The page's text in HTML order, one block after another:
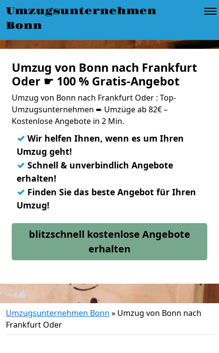
Umzugsunternehmen
Bonn
Umzug von Bonn nach Frankfurt
Oder ☛ 100 % Gratis-Angebot
Umzug von Bonn nach Frankfurt Oder : Top-
Umzugsunternehmen ➨ Umzüge ab 82€ –
Kostenlose Angebote in 2 Min.
✓ Wir helfen Ihnen, wenn es um Ihren
Umzug geht!
✓ Schnell & unverbindlich Angebote
erhalten!
✓ Finden Sie das beste Angebot für Ihren
Umzug!
blitzschnell kostenlose Angebote
erhalten
Umzugsunternehmen Bonn » Umzug von Bonn nach
Frankfurt Oder